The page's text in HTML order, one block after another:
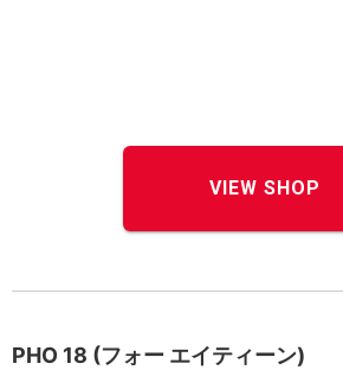
VIEW SHOP
PHO 18 (フォー エイティーン)